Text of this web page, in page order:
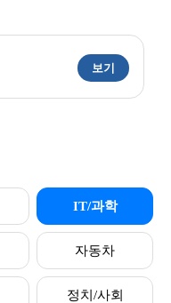
보기
IT/과학
자동차
정치/사회